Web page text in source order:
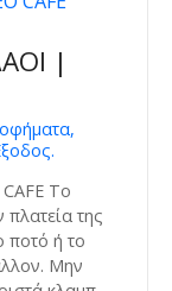
|
Το
της
ποτό ή το
Μην